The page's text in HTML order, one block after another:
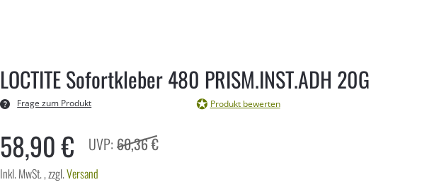
LOCTITE Sofortkleber 480 PRISM.INST.ADH 20G
Frage zum Produkt Produkt bewerten
58,90 € 60,36 €
Inkl. MwSt.,zzgl.Versand